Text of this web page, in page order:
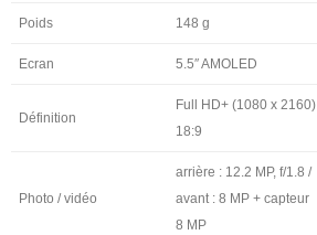
Poids 148 g
Ecran 5.5″ AMOLED
Définition
Full HD+ (1080 x 2160)
18:9
Photo / vidéo
arrière : 12.2 MP, f/1.8 /
avant : 8 MP + capteur
8 MP